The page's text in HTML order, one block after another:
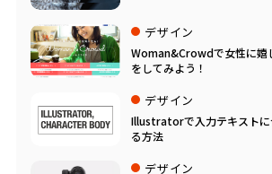
デザイン
Woman&Crowdで女性に嬉
をしてみよう！
デザイン
Illustratorで入力テキストに
る方法
デザイン